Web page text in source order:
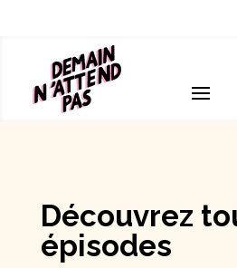
Découvrez
épisodes